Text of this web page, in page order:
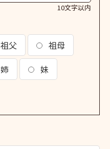
10文字以内
祖父
祖母
姉
妹